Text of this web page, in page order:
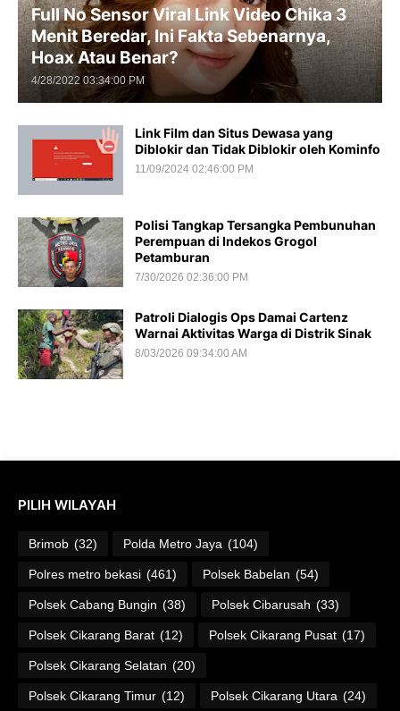
Full No Sensor Viral Link Video Chika 3
Menit Beredar, Ini Fakta Sebenarnya,
Hoax Atau Benar?
4/28/2022 03:34:00 PM
Link Film dan Situs Dewasa yang
Diblokir dan Tidak Diblokir oleh Kominfo
11/09/2024 02:46:00 PM
Polisi Tangkap Tersangka Pembunuhan
Perempuan di Indekos Grogol
Petamburan
7/30/2026 02:36:00 PM
Patroli Dialogis Ops Damai Cartenz
Warnai Aktivitas Warga di Distrik Sinak
8/03/2026 09:34:00 AM
PILIH WILAYAH
Brimob (32) Polda Metro Jaya (104)
Polres metro bekasi (461) Polsek Babelan (54)
Polsek Cabang Bungin (38) Polsek Cibarusah (33)
Polsek Cikarang Barat (12) Polsek Cikarang Pusat (17)
Polsek Cikarang Selatan (20)
Polsek Cikarang Timur (12) Polsek Cikarang Utara (24)